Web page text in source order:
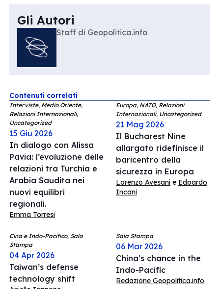
Gli Autori
Staff di Geopolitica.info
Contenuti correlati
Interviste, Medio Oriente,
Relazioni Internazionali,
Uncategorized
15 Giu 2026
In dialogo con Alissa
Pavia: l’evoluzione delle
relazioni tra Turchia e
Arabia Saudita nei
nuovi equilibri
regionali.
Emma Torresi
Europa, NATO, Relazioni
Internazionali, Uncategorized
21 Mag 2026
Il Bucharest Nine
allargato ridefinisce il
baricentro della
sicurezza in Europa
Lorenzo Avesani e Edoardo
Incani
Cina e Indo-Pacifico, Sala
Stampa
04 Apr 2026
Taiwan’s defense
technology shift
Sala Stampa
06 Mar 2026
China’s chance in the
Indo-Pacific
Redazione Geopolitica.info